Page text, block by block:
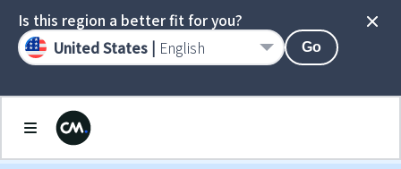
Is this region a better fit for you?
United States | English Go